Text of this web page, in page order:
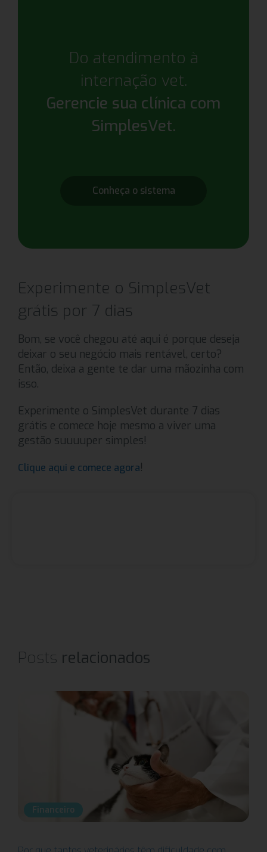
Do atendimento à
internação vet.
Gerencie sua clínica com
SimplesVet.
Conheça o sistema
Experimente o SimplesVet
grátis por 7 dias
Bom, se você chegou até aqui é porque deseja
deixar o seu negócio mais rentável, certo?
Então, deixa a gente te dar uma mãozinha com
isso.
Experimente o SimplesVet durante 7 dias
grátis e comece hoje mesmo a viver uma
gestão suuuuper simples!
Clique aqui e comece agora!
Posts relacionados
Financeiro